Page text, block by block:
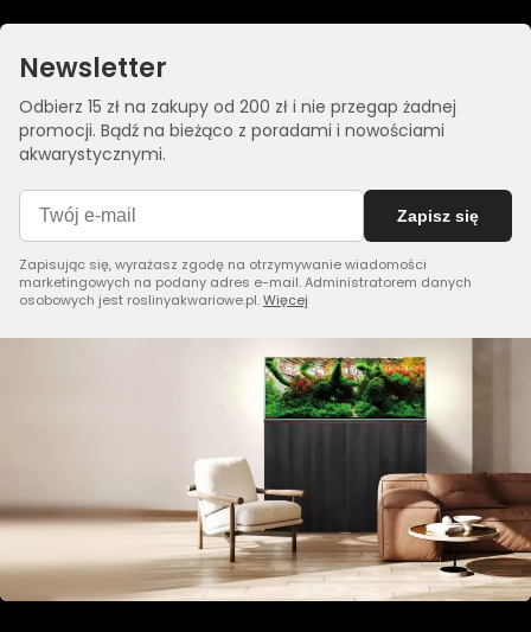
Newsletter
Odbierz 15 zł na zakupy od 200 zł i nie przegap żadnej
promocji. Bądź na bieżąco z poradami i nowościami
akwarystycznymi.
Zapisz się
Zapisując się, wyrażasz zgodę na otrzymywanie wiadomości
marketingowych na podany adres e-mail. Administratorem danych
osobowych jest roslinyakwariowe.pl.Więcej